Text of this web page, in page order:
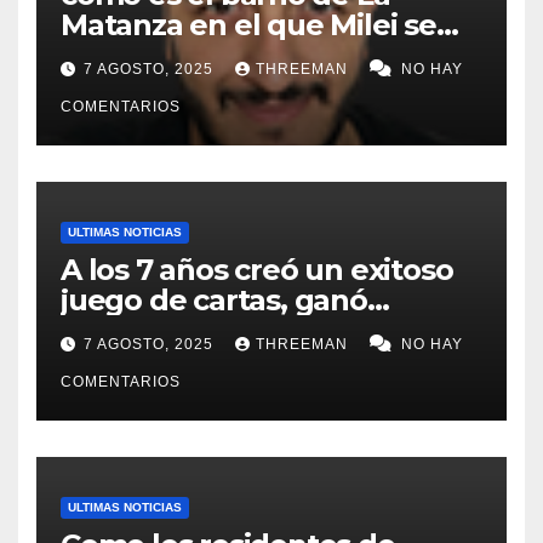
Matanza en el que Milei se
sacó la foto de lanzamiento
de campaña en provincia de
Buenos Aires
7 AGOSTO, 2025 THREEMAN NO HAY
COMENTARIOS
ULTIMAS NOTICIAS
A los 7 años creó un exitoso
juego de cartas, ganó
millones y ahora vendió la
idea para cumplir su sueño
7 AGOSTO, 2025 THREEMAN NO HAY
COMENTARIOS
ULTIMAS NOTICIAS